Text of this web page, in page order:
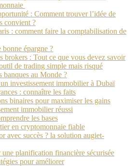
: Comment trouver l’idée de
convient ?
: comment faire la comptabilisation de
bonne épargne ?
brokers : Tout ce que vous devez savoir
de trading simple mais risqué
banques au Monde ?
investissement immobilier à Dubaï
: connaître les faits
binaires pour maximiser les gains
immobilier réussi
les bases
en cryptomonnaie fiable
avec succès ? la solution augiet-
une planification financière sécurisée
pour améliorer